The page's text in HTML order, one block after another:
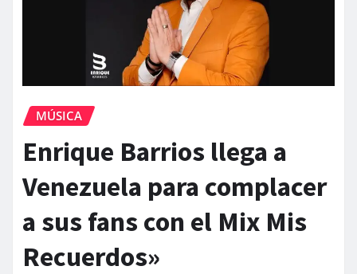
MÚSICA
Enrique Barrios llega a
Venezuela para complacer
a sus fans con el Mix Mis
Recuerdos»